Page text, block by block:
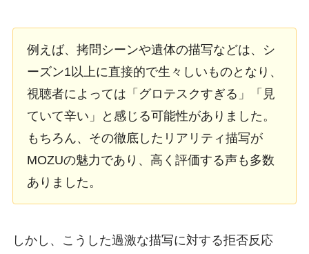
例えば、拷問シーンや遺体の描写などは、シ
ーズン1以上に直接的で生々しいものとなり、
視聴者によっては「グロテスクすぎる」「見
ていて辛い」と感じる可能性がありました。
もちろん、その徹底したリアリティ描写が
MOZUの魅力であり、高く評価する声も多数
ありました。
しかし、こうした過激な描写に対する拒否反応